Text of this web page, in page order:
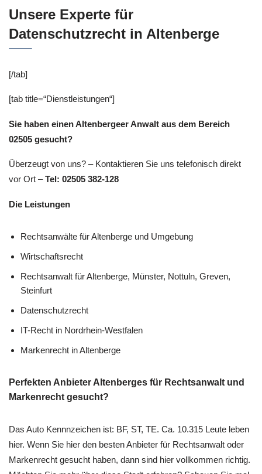
Unsere Experte für
Datenschutzrecht in Altenberge
[/tab]
[tab title=“Dienstleistungen“]
Sie haben einen Altenbergeer Anwalt aus dem Bereich
02505 gesucht?
Überzeugt von uns? – Kontaktieren Sie uns telefonisch direkt
vor Ort –Tel: 02505 382-128
Die Leistungen
Rechtsanwälte für Altenberge und Umgebung
Wirtschaftsrecht
Rechtsanwalt für Altenberge, Münster, Nottuln, Greven,
Steinfurt
Datenschutzrecht
IT-Recht in Nordrhein-Westfalen
Markenrecht in Altenberge
Perfekten Anbieter Altenberges für Rechtsanwalt und
Markenrecht gesucht?
Das Auto Kennnzeichen ist: BF, ST, TE. Ca. 10.315 Leute leben
hier. Wenn Sie hier den besten Anbieter für Rechtsanwalt oder
Markenrecht gesucht haben, dann sind hier vollkommen richtig.